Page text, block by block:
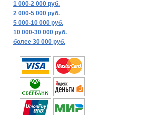
1 000-2 000 руб.
2 000-5 000 руб.
5 000-10 000 руб.
10 000-30 000 руб.
более 30 000 руб.